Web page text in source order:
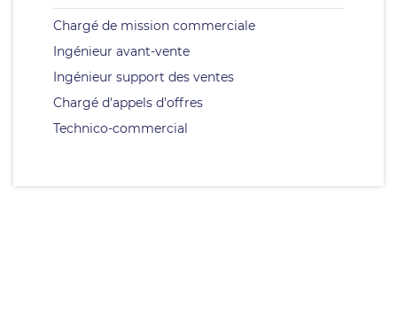
Chargé de mission commerciale
Ingénieur avant-vente
Ingénieur support des ventes
Chargé d'appels d'offres
Technico-commercial